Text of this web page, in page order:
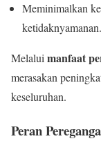
Meminimalkan
ketidaknyamanan.
Melaluimanfaat
merasakan
keseluruhan.
Peran